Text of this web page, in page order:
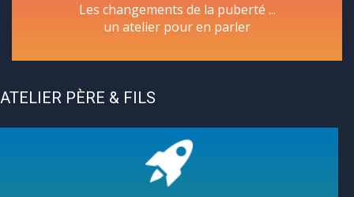
Les changements de la puberté ...
un atelier pour en parler
ATELIER PÈRE & FILS